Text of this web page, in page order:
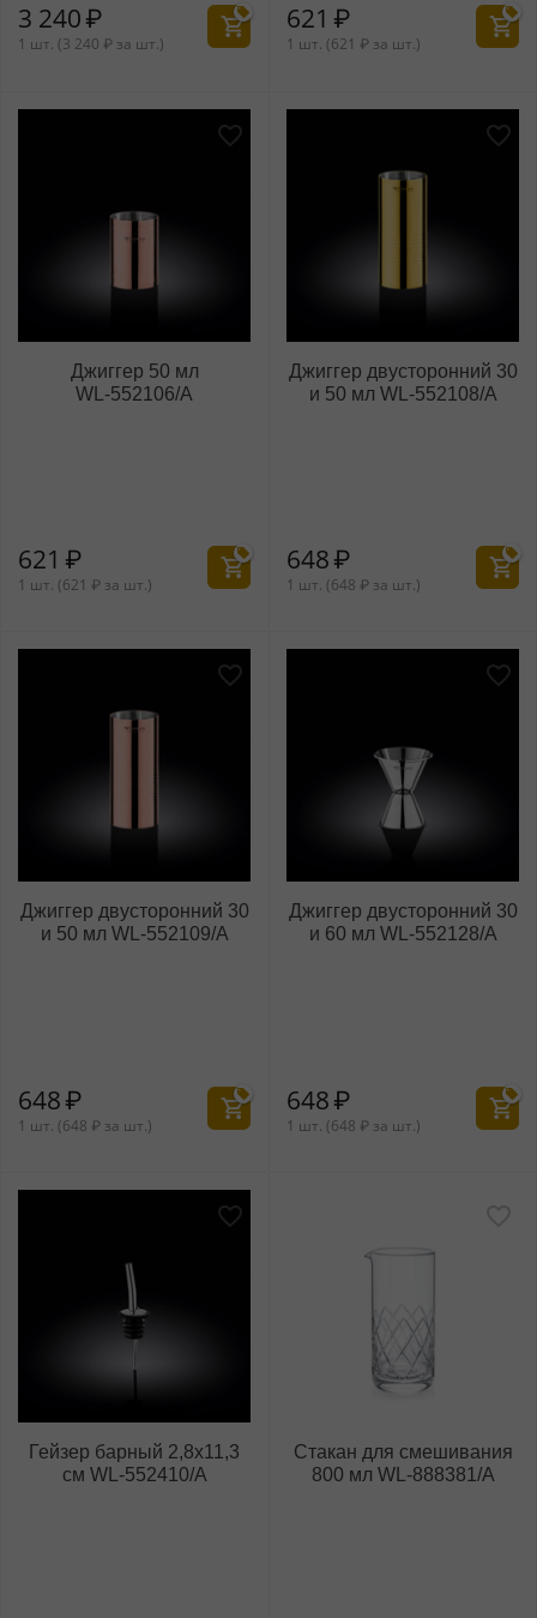
3 240₽
1 шт. (3 240 ₽ за шт.)
621 ₽
1 шт. (621 ₽ за шт.)
Джиггер 50 мл
WL‑552106/A
621 ₽
1 шт. (621 ₽ за шт.)
Джиггер двусторонний 30
и 50 мл WL‑552108/A
648₽
1 шт. (648 ₽ за шт.)
Джиггер двусторонний 30
и 50 мл WL‑552109/A
648₽
1 шт. (648 ₽ за шт.)
Джиггер двусторонний 30
и 60 мл WL‑552128/A
648₽
1 шт. (648 ₽ за шт.)
Гейзер барный 2,8x11,3
см WL‑552410/A
Стакан для смешивания
800 мл WL‑888381/A